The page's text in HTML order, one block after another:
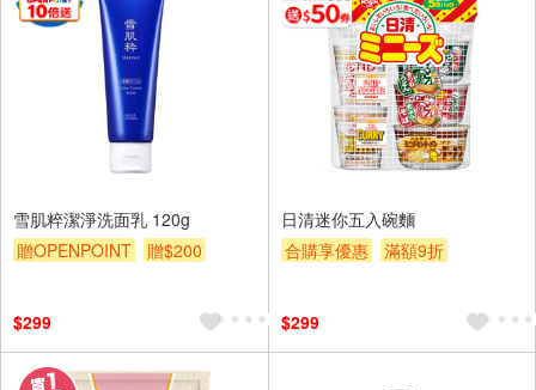
雪肌粹潔淨洗面乳 120g
贈OPENPOINT
贈$200
$299
日清迷你五入碗麵
合購享優惠
滿額9折
$299